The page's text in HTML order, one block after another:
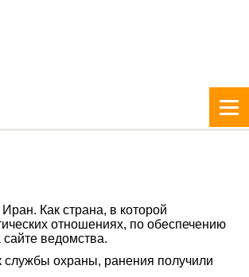
Как страна, в которой
отношениях, по обеспечению
ведомства.
службы охраны, ранения получили